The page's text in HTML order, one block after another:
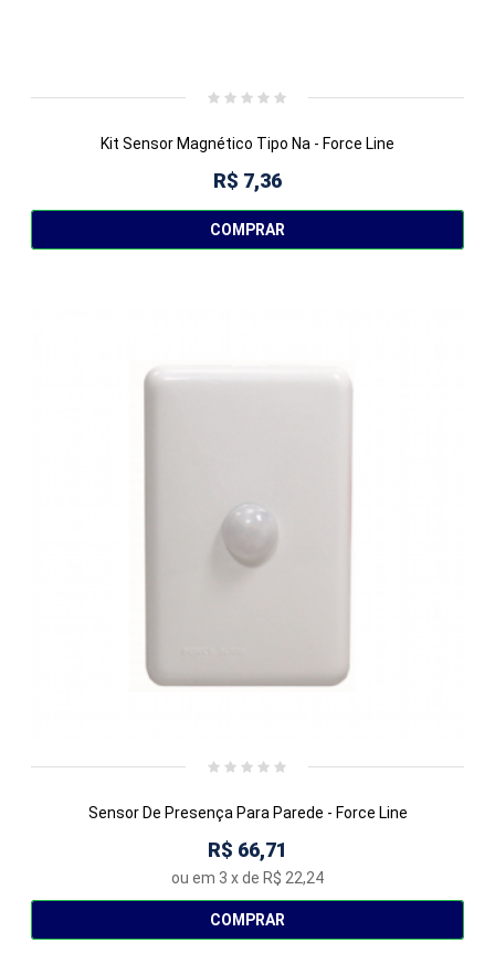
Kit Sensor Magnético Tipo Na - Force Line
R$ 7,36
COMPRAR
Sensor De Presença Para Parede - Force Line
R$ 66,71
ou em 3 x de R$ 22,24
COMPRAR